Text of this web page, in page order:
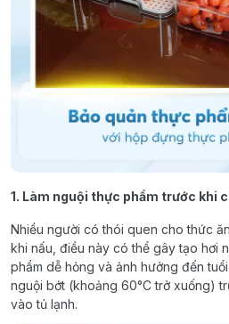
1. Làm nguội thực phẩm trước khi
Nhiều người có thói quen cho thức
khi nấu, điều này có thể gây tạo hơi
phẩm dễ hỏng và ảnh hưởng đến
nguội bớt (khoảng 60°C trở xuống)
vào tủ lạnh.